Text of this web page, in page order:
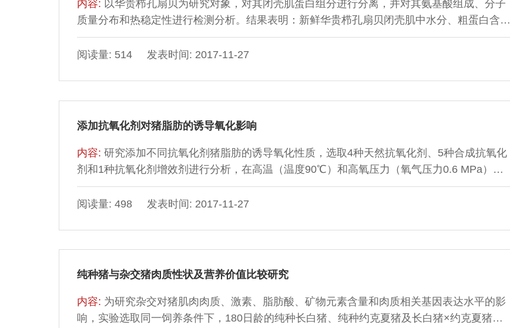
内容: 以华贵栉孔扇贝为研究对象，对其闭壳肌蛋白组分进行分离，并对其氨基酸组成、分子
质量分布和热稳定性进行检测分析。结果表明：新鲜华贵栉孔扇贝闭壳肌中水分、粗蛋白含量
分别为78.12%、18.19%；蛋白组分分离得到3种组成蛋白，其中肌原纤维蛋白占总蛋白
46.80%，基质蛋白占32.70%，肌浆蛋白占20.50%；氨基酸组成检测表明3种蛋白组分氨基酸
阅读量: 514 发表时间: 2017-11-27
添加抗氧化剂对猪脂肪的诱导氧化影响
内容: 研究添加不同抗氧化剂猪脂肪的诱导氧化性质，选取4种天然抗氧化剂、5种合成抗氧化
剂和1种抗氧化剂增效剂进行分析，在高温（温度90℃）和高氧压力（氧气压力0.6 MPa）作
用下，油脂会发生氧化反应，通过量化样品仓内氧气压力的变化来考察猪脂肪的诱导氧化进
程，分别测定添加单一抗氧化剂的猪脂肪的氧化诱导期，并对部分抗氧化剂复配对诱导氧化性
阅读量: 498 发表时间: 2017-11-27
纯种猪与杂交猪肉质性状及营养价值比较研究
内容: 为研究杂交对猪肌肉肉质、激素、脂肪酸、矿物元素含量和肉质相关基因表达水平的影
响，实验选取同一饲养条件下，180日龄的纯种长白猪、纯种约克夏猪及长白猪×约克夏猪二